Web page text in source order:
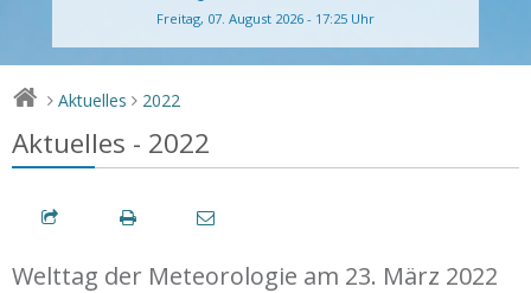
Freitag, 07. August 2026 - 17:25 Uhr
> Aktuelles > 2022
Aktuelles - 2022
Welttag der Meteorologie am 23. März 2022